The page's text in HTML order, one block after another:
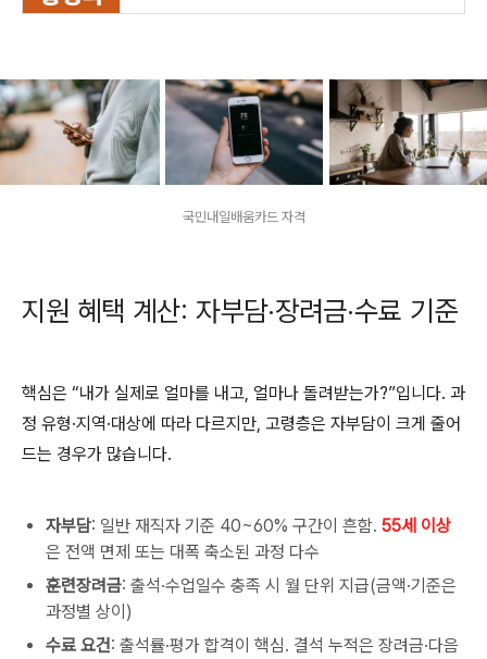
국민내일배움카드 자격
지원 혜택 계산: 자부담·장려금·수료 기준
핵심은 “내가 실제로 얼마를 내고, 얼마나 돌려받는가?”입니다. 과
정 유형·지역·대상에 따라 다르지만, 고령층은 자부담이 크게 줄어
드는 경우가 많습니다.
자부담: 일반 재직자 기준 40~60% 구간이 흔함. 55세 이상
은 전액 면제 또는 대폭 축소된 과정 다수
훈련장려금: 출석·수업일수 충족 시 월 단위 지급(금액·기준은
과정별 상이)
수료 요건: 출석률·평가 합격이 핵심. 결석 누적은 장려금·다음